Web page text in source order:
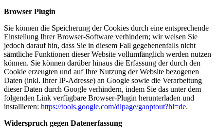
Browser Plugin
Sie können die Speicherung der Cookies durch eine entsprechende
Einstellung Ihrer Browser-Software verhindern; wir weisen Sie
jedoch darauf hin, dass Sie in diesem Fall gegebenenfalls nicht
sämtliche Funktionen dieser Website vollumfänglich werden nutzen
können. Sie können darüber hinaus die Erfassung der durch den
Cookie erzeugten und auf Ihre Nutzung der Website bezogenen
Daten (inkl. Ihrer IP-Adresse) an Google sowie die Verarbeitung
dieser Daten durch Google verhindern, indem Sie das unter dem
folgenden Link verfügbare Browser-Plugin herunterladen und
installieren: https://tools.google.com/dlpage/gaoptout?hl=de.
Widerspruch gegen Datenerfassung